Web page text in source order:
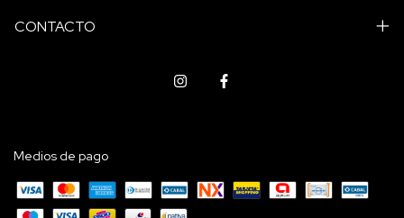
CONTACTO
Medios de pago